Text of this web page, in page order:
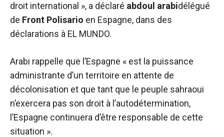
droit international », a déclaré abdoul arabidélégué
de Front Polisario en Espagne, dans des
déclarations à EL MUNDO.
Arabi rappelle que l’Espagne « est la puissance
administrante d’un territoire en attente de
décolonisation et que tant que le peuple sahraoui
n’exercera pas son droit à l’autodétermination,
l’Espagne continuera d’être responsable de cette
situation ».